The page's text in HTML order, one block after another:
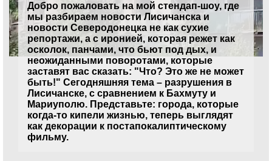
Добро пожаловать на мой стендап-шоу, где
мы разбираем новости Лисичанска и
новости Северодонецка не как сухие
репортажи, а с иронией, которая режет как
осколок, панчами, что бьют под дых, и
неожиданными поворотами, которые
заставят вас сказать: "Что? Это же не может
быть!" Сегодняшняя тема – разрушения в
Лисичанске, с сравнением к Бахмуту и
Мариуполю. Представьте: города, которые
когда-то кипели жизнью, теперь выглядят
как декорации к постапокалиптическому
фильму.